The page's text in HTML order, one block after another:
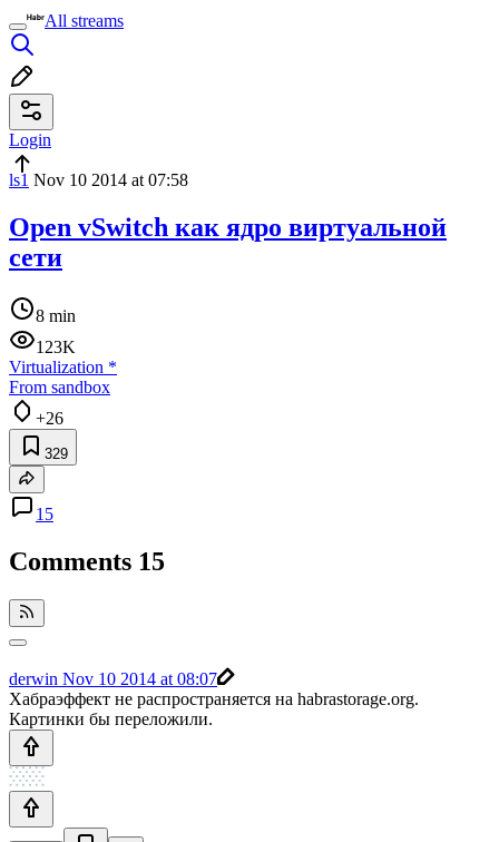
All streams
Login
ls1 Nov 10 2014 at 07:58
Open vSwitch как ядро виртуальной
сети
8 min
123K
Virtualization *
From sandbox
+26
329
15
Comments 15
derwin Nov 10 2014 at 08:07
Хабраэффект не распространяется на habrastorage.org.
Картинки бы переложили.